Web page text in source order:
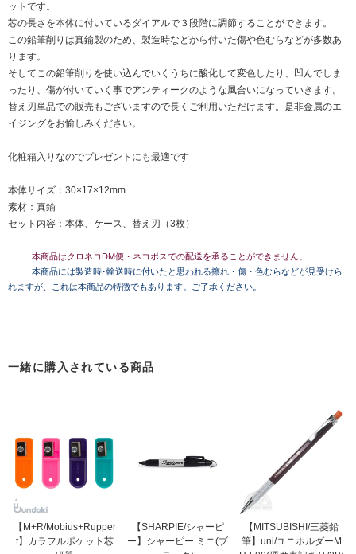
ットです。
芯の長さを本体に付いているダイアルで３段階に調節することができます。
この鉛筆削りは真鍮製のため、製造時などから付いた傷や色むらなどが多数あ
ります。
そしてこの鉛筆削りを使い込んでいくうちに酸化して変色したり、凹んでしま
ったり、傷が付いていく事でアンティークのような風合いになっていきます。
替え刃単品での販売もございますので長くご利用いただけます。是非金属のエ
イジングをお愉しみください。
化粧箱入りなのでプレゼントにも最適です
本体サイズ：30×17×12mm
素材：真鍮
セット内容：本体、ケース、替え刃（3枚）
本商品はクロネコDM便・ネコポスでの配送を承ることができません。
本商品には製造時･輸送時に付いたと思われる擦れ・傷・色むらなどが見受けら
れますが、これは本商品の特徴でもあります。ご了承ください。
一緒に購入されている商品
【M+R/Mobius+Rupper
t】カラフルポケット芯
【SHARPIE/シャーピ
ー】シャーピー ミニ(ブ
【MITSUBISHI/三菱鉛
筆】uni/ユニホルダーM